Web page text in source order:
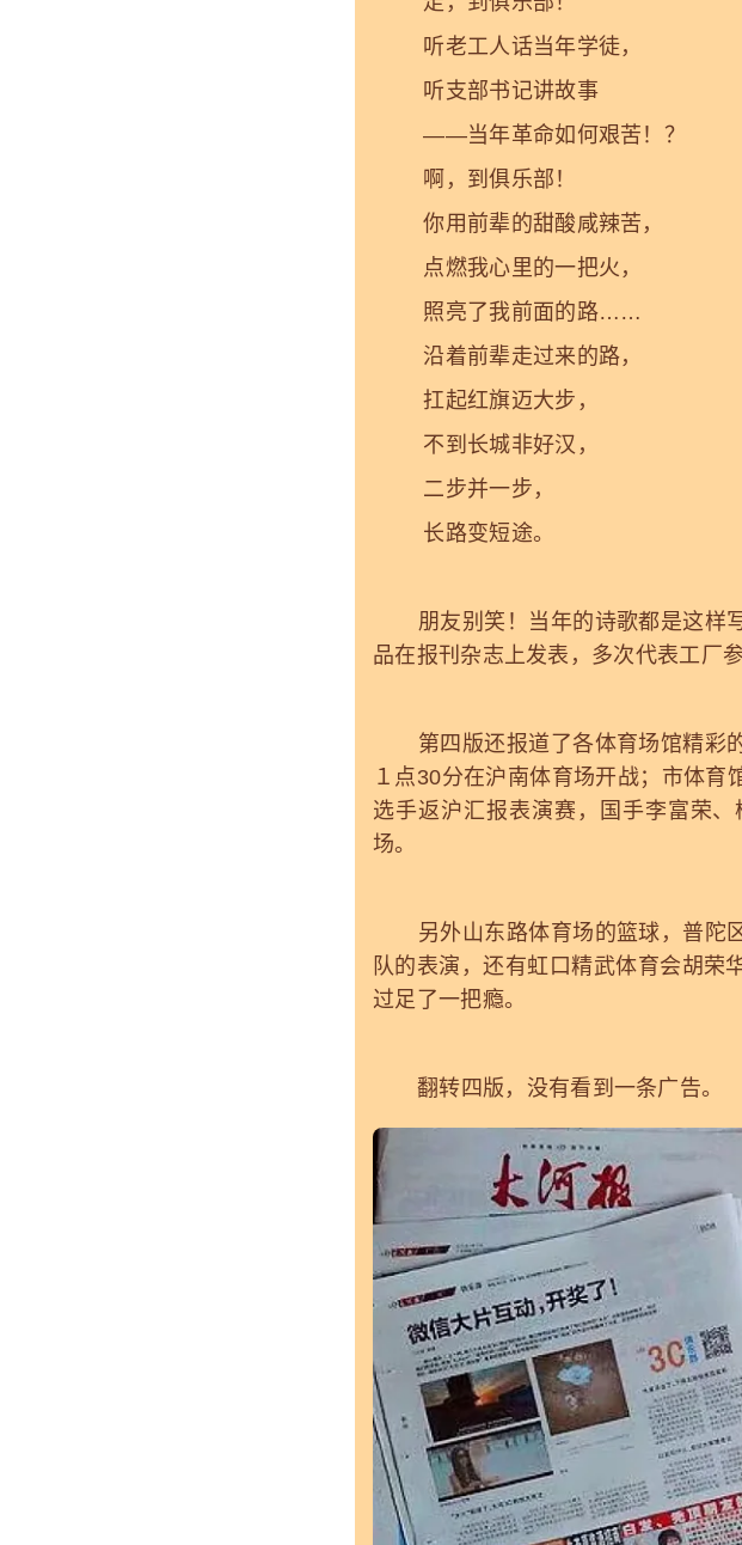
听老工人话当年学徒，
听支部书记讲故事
——当年革命如何艰苦！？
啊，到俱乐部！
你用前辈的甜酸咸辣苦，
点燃我心里的一把火，
照亮了我前面的路……
沿着前辈走过来的路，
扛起红旗迈大步，
不到长城非好汉，
二步并一步，
长路变短途。
朋友别笑！当年的诗歌都是这样写
品在报刊杂志上发表，多次代表工厂
第四版还报道了各体育场馆精彩的
１点30分在沪南体育场开战；市体
选手返沪汇报表演赛，国手李富荣
场。
另外山东路体育场的篮球，普陀区
队的表演，还有虹口精武体育会胡荣
过足了一把瘾。
翻转四版，没有看到一条广告。